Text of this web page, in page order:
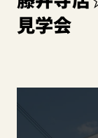
見学会